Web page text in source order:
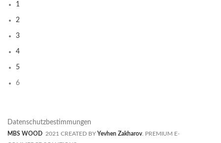
1
2
3
4
5
6
Datenschutzbestimmungen
MBS WOOD 2021 CREATED BY Yevhen Zakharov . PREMIUM E-